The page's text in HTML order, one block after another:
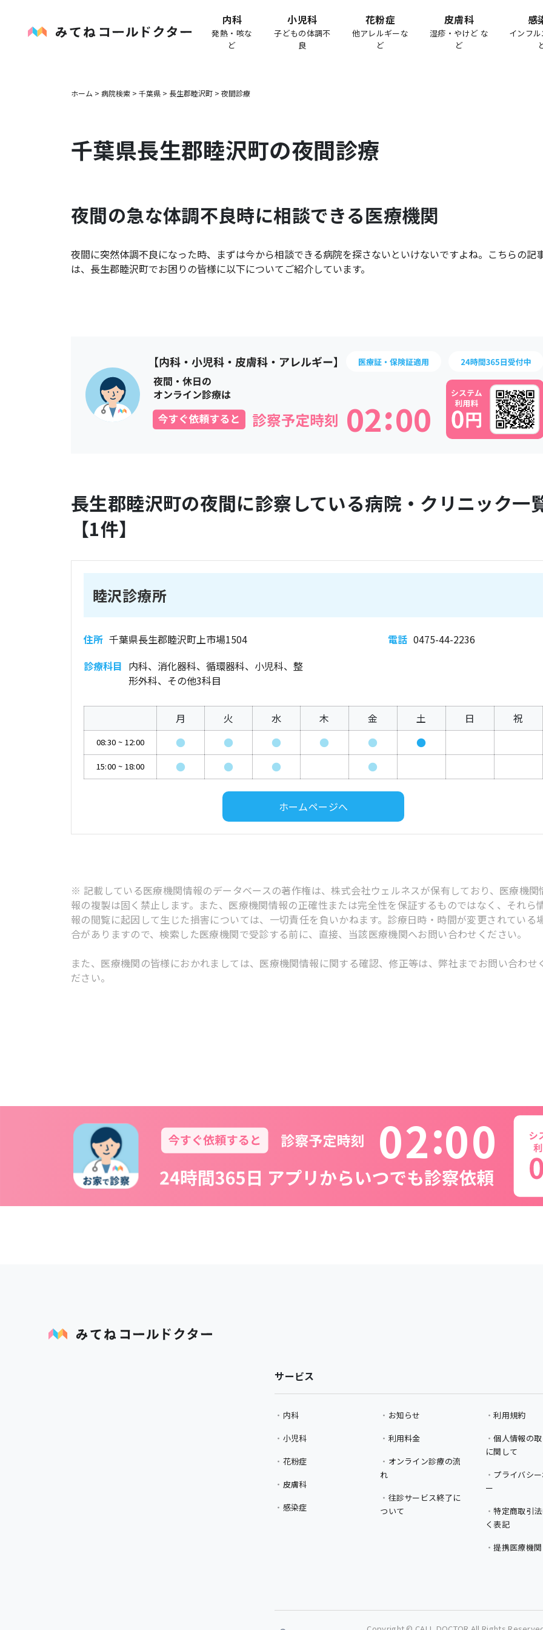
内科
発熱・咳な
ど
小児科
子どもの体調不
良
花粉症
他アレルギーな
ど
皮膚科
湿疹・やけど な
ど
感
インフ
ホーム > 病院検索 > 千葉県 > 長生郡睦沢町 > 夜間診療
千葉県長生郡睦沢町の夜間診療
夜間の急な体調不良時に相談できる医療機関
夜間に突然体調不良になった時、まずは今から相談できる病院を探さないといけないですよね。こちらの記
は、 長生郡睦沢町でお困りの皆様に以下についてご紹介しています。
02 00
:
長生郡睦沢町の夜間に診察している病院・クリニック一
【1件】
睦沢診療所
住所 千葉県長生郡睦沢町上市場1504 電話 0475-44-2236
診療科目 内科、消化器科、循環器科、小児科、整
形外科、その他3科目
月 火 水 木 金 土 日 祝
08:30 ~ 12:00 ● ● ● ● ● ●
15:00 ~ 18:00 ● ● ● ●
ホームページへ
※ 記載している医療機関情報のデータベースの著作権は、株式会社ウェルネスが保有しており、医療機関
報の複製は固く禁止します。また、医療機関情報の正確性または完全性を保証するものではなく、それら
報の閲覧に起因して生じた損害については、一切責任を負いかねます。診療日時・時間が変更されている
合がありますので、検索した医療機関で受診する前に、直接、当該医療機関へお問い合わせください。
また、医療機関の皆様におかれましては、医療機関情報に関する確認、修正等は、弊社までお問い合わせ
ださい。
02 00
サービス
内科
小児科
花粉症
皮膚科
感染症
お知らせ
利用料金
オンライン診療の流
れ
往診サービス終了に
ついて
利用規約
個人情報の
に関して
プライバシ
ー
特定商取引
く表記
提携医療機関